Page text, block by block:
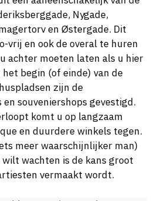
Nygade,
en Østergade. Dit
vrij en ook de overal te huren
achter moeten laten als u hier
begin (of einde) van de
zijn de
souveniershops gevestigd.
komt u op langzaam
en duurdere winkels tegen.
meer waarschijnlijker man)
wachten is de kans groot
vermaakt wordt.